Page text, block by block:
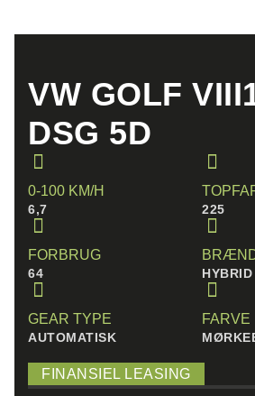
VW GOLF
DSG 5D
0-100 KM/H
6,7 225
FORBRUG
64
GEAR TYPE
AUTOMATISK
FARVE
FINANSIEL LEASING